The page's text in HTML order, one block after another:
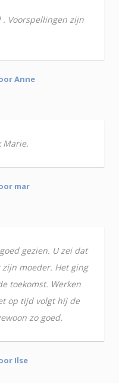
Voorspellingen zijn
Anne
Marie.
mar
gezien. U zei dat
moeder. Het ging
toekomst. Werken
op tijd volgt hij de
zo goed.
Ilse